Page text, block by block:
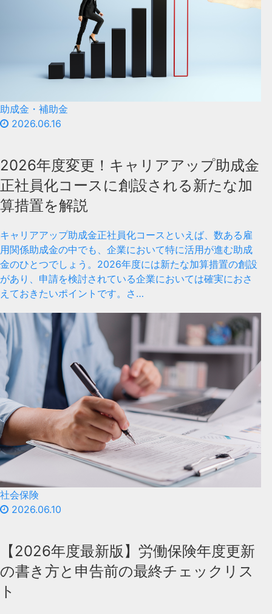
助成金・補助金
2026.06.16
2026年度変更！キャリアアップ助成金
正社員化コースに創設される新たな加
算措置を解説
キャリアアップ助成金正社員化コースといえば、数ある雇
用関係助成金の中でも、企業において特に活用が進む助成
金のひとつでしょう。2026年度には新たな加算措置の創設
があり、申請を検討されている企業においては確実におさ
えておきたいポイントです。さ…
社会保険
2026.06.10
【2026年度最新版】労働保険年度更新
の書き方と申告前の最終チェックリス
ト